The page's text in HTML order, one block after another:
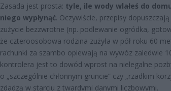
Zasada jest prosta: tyle, ile wody wlałeś do
niego wypłynąć. Oczywiście, przepisy
zużycie bezzwrotne (np. podlewanie ogródka,
że czteroosobowa rodzina zużyła w pół roku 60
rachunki za szambo opiewają na wywóz zaledwie
kontrolera jest to dowód wprost na nielegalne
o „szczególnie chłonnym gruncie” czy „rzadkim
zdadzą w starciu z twardymi danymi liczbowymi.